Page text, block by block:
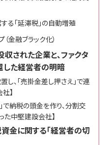
「延滞税」の自動増殖
金融ブラック化）
収された企業と、ファクタ
した経営者の明暗
し、「売掛金差し押さえ」で連
】
」で納税の頭金を作り、分割交
た中堅建設会社】
金に関する「経営者の切